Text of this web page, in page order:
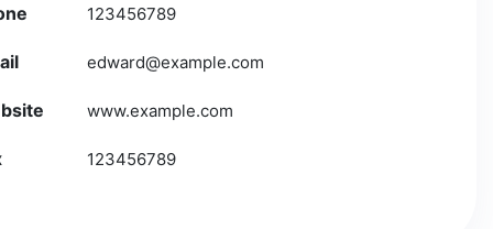
123456789
edward@example.com
www.example.com
123456789